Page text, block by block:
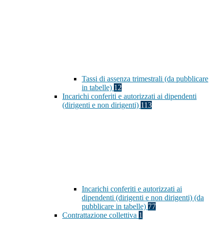
Tassi di assenza trimestrali (da pubblicare
in tabelle) 12
Incarichi conferiti e autorizzati ai dipendenti
(dirigenti e non dirigenti) 113
Incarichi conferiti e autorizzati ai
dipendenti (dirigenti e non dirigenti) (da
pubblicare in tabelle) 77
Contrattazione collettiva 1